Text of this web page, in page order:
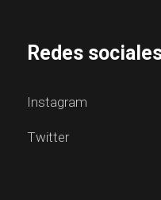
Redes
Instagram
Twitter